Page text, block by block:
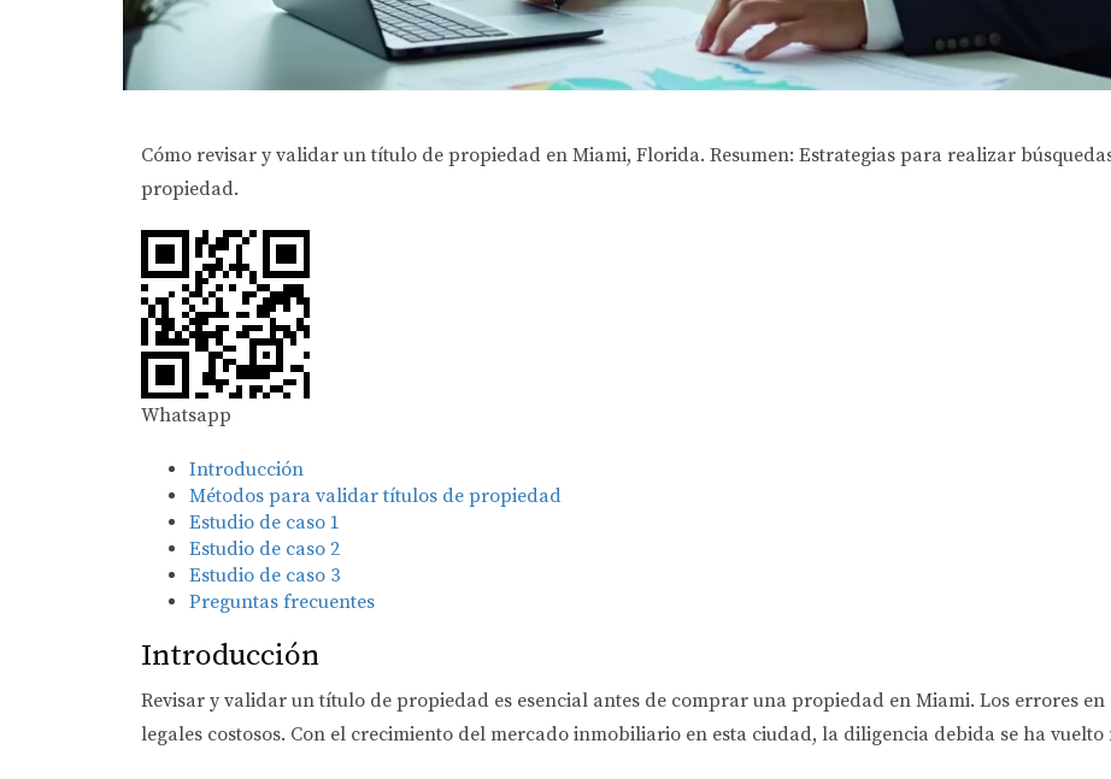
Cómo revisar y validar un título de propiedad en Miami, Florida. Resumen: Estrategias para realizar
propiedad.
Whatsapp
Introducción
Métodos para validar títulos de propiedad
Estudio de caso 1
Estudio de caso 2
Estudio de caso 3
Preguntas frecuentes
Introducción
Revisar y validar un título de propiedad es esencial antes de comprar una propiedad en Miami. Los errores
legales costosos. Con el crecimiento del mercado inmobiliario en esta ciudad, la diligencia debida se ha